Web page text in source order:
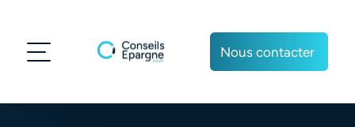
Nous contacter